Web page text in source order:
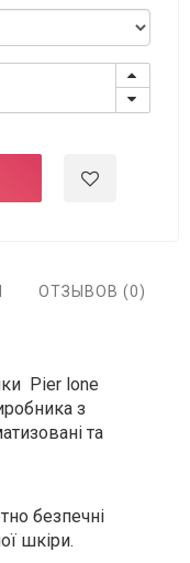
ОТЗЫВОВ (0)
Pier lone
з
та
безпечні
шкіри.